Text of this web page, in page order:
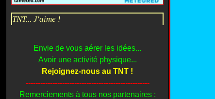
TNT... J'aime !
Envie de vous aérer les idées...
Avoir une activité physique...
Rejoignez-nous au TNT !
---------------------------------------------------
Remerciements à tous nos partenaires :